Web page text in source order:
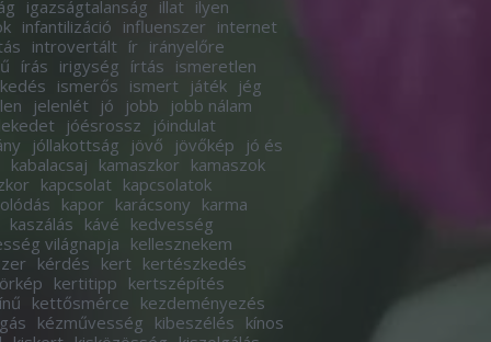
igazságtalanság illat ilyen
infantilizáció influenszer internet
introvertált ír irányelőre
írás irigység írtás ismeretlen
ismerős ismert játék jég
jelenlét jó jobb
jobb nálam
jóésrossz
jóindulat
jóllakottság jövő jövőkép
jó és
kabalacsaj kamaszkor kamaszok
kapcsolat kapcsolatok
kapor karácsony karma
kaszálás kávé kedvesség
világnapja kellesznekem
kérdés kert kertészkedés
kertitipp kertszépítés
kettősmérce kezdeményezés
kézművesség kibeszélés kínos